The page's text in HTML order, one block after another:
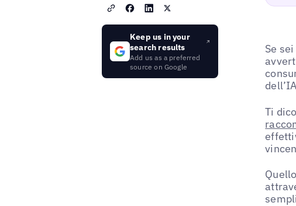
Keep us in your
search results
Add us as a preferred
source on Google
Se
Ti